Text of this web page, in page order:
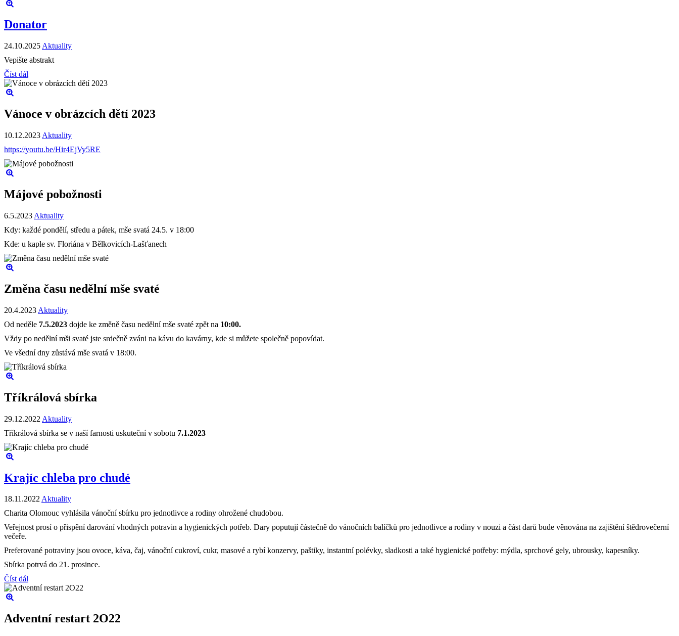
Donator
24.10.2025 Aktuality
Vepište abstrakt
Číst dál
Vánoce v obrázcích dětí 2023
10.12.2023 Aktuality
https://youtu.be/Hir4EjVy5RE
Májové pobožnosti
6.5.2023 Aktuality
Kdy: každé pondělí, středu a pátek, mše svatá 24.5. v 18:00
Kde: u kaple sv. Floriána v Bělkovicích-Lašťanech
Změna času nedělní mše svaté
20.4.2023 Aktuality
Od neděle 7.5.2023 dojde ke změně času nedělní mše svaté zpět na 10:00.
Vždy po nedělní mši svaté jste srdečně zváni na kávu do kavárny, kde si můžete společně popovídat.
Ve všední dny zůstává mše svatá v 18:00.
Tříkrálová sbírka
29.12.2022 Aktuality
Tříkrálová sbírka se v naší farnosti uskuteční v sobotu 7.1.2023
Krajíc chleba pro chudé
18.11.2022Aktuality
Charita Olomouc vyhlásila vánoční sbírku pro jednotlivce a rodiny ohrožené chudobou.
Veřejnost prosí o přispění darování vhodných potravin a hygienických potřeb. Dary poputují částečně do vánočních balíčků pro jednotlivce a rodiny v nouzi a část darů bude věnována na zajištění štědrovečerní
večeře.
Preferované potraviny jsou ovoce, káva, čaj, vánoční cukroví, cukr, masové a rybí konzervy, paštiky, instantní polévky, sladkosti a také hygienické potřeby: mýdla, sprchové gely, ubrousky, kapesníky.
Sbírka potrvá do 21. prosince.
Číst dál
Adventní restart 2O22